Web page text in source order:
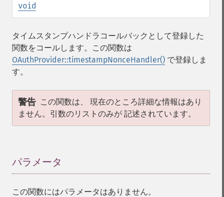
void
タイムスタンプハンドラコールバックとして登録した
関数をコールします。この関数は
OAuthProvider::timestampNonceHandler() で登録しま
す。
警告 この関数は、 現在のところ詳細な情報はあり
ません。引数のリストのみが 記述されています。
パラメータ
この関数にはパラメータはありません。